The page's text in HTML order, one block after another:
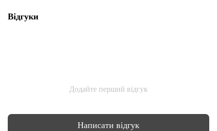
Відгуки
Додайте перший відгук
Написати відгук